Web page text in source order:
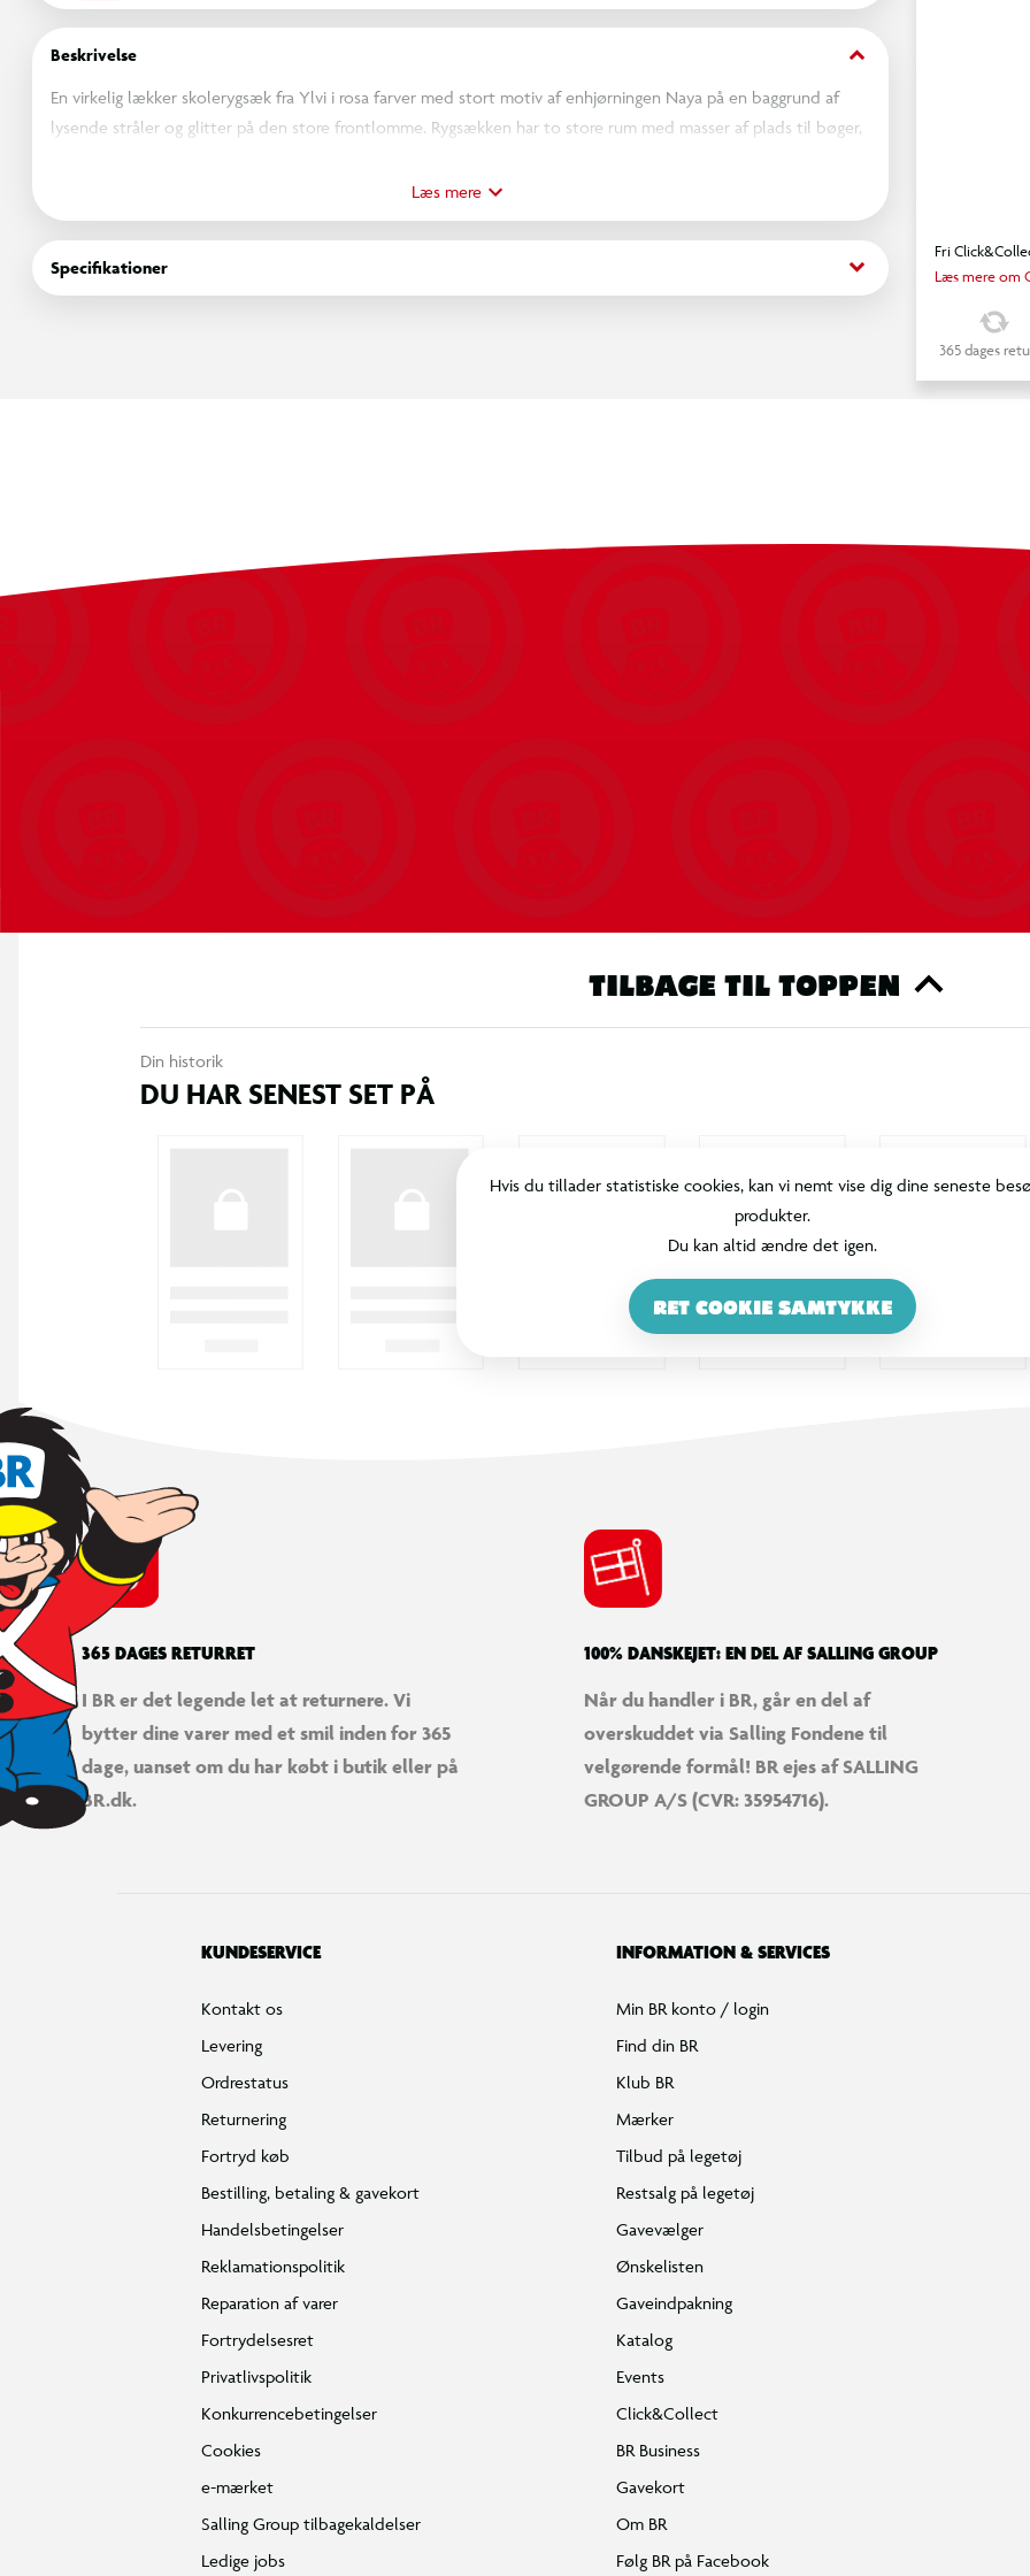
Beskrivelse keyboard_arrow_down
En virkelig lækker skolerygsæk fra Ylvi i rosa farver med stort motiv af enhjørningen Naya på en baggrund af
lysende stråler og glitter på den store frontlomme. Rygsækken har to store rum med masser af plads til bøger,
rejsekort m.m. Tasken er desuden med polstret og ventileret ryg, vand- og smudsafvisende bund, reflekser for
bedre synlighed i mørke, justerbare og polstrede skulderremme, bærehåndtag samt sidelommer i mesh til fx
drikkeflaske. Vægt: ca. 772 g. Mål: 40 x 30 x 19 cm.
Læs mere
Specifikationer keyboard_arrow_down
Fri
Læs mere om
365 dages
TILBAGE TIL TOPPEN
Din historik
DU HAR SENEST SET PÅ
Hvis du tillader statistiske cookies, kan vi nemt vise dig dine seneste
produkter.
Du kan altid ændre det igen.
RET COOKIE SAMTYKKE
365 DAGES RETURRET
I BR er det legende let at returnere. Vi
bytter dine varer med et smil inden for 365
dage, uanset om du har købt i butik eller på
BR.dk.
100% DANSKEJET: EN DEL AF SALLING GROUP
Når du handler i BR, går en del af
overskuddet via Salling Fondene til
velgørende formål! BR ejes af SALLING
GROUP A/S (CVR: 35954716).
KUNDESERVICE
Kontakt os
Levering
Ordrestatus
Returnering
Fortryd køb
Bestilling, betaling & gavekort
Handelsbetingelser
Reklamationspolitik
Reparation af varer
Fortrydelsesret
Privatlivspolitik
Konkurrencebetingelser
Cookies
e-mærket
Salling Group tilbagekaldelser
Ledige jobs
INFORMATION & SERVICES
Min BR konto / login
Find din BR
Klub BR
Mærker
Tilbud på legetøj
Restsalg på legetøj
Gavevælger
Ønskelisten
Gaveindpakning
Katalog
Events
Click&Collect
BR Business
Gavekort
Om BR
Følg BR på Facebook